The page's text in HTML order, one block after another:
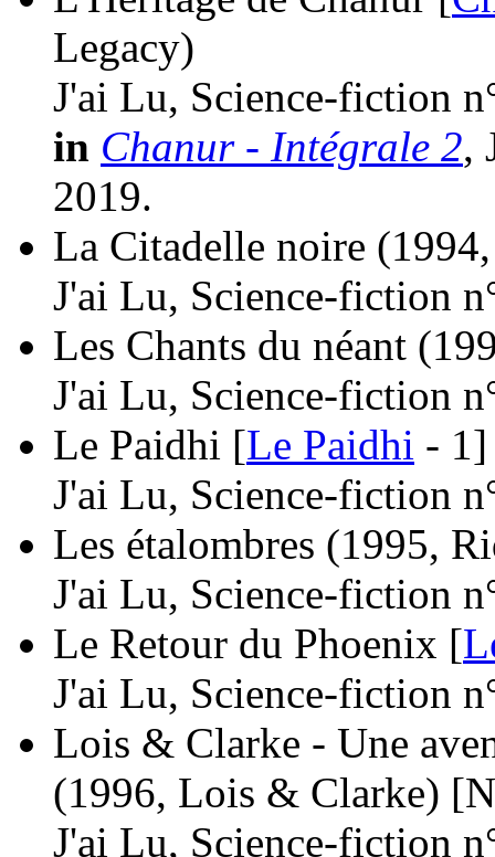
Legacy)
J'ai Lu, Science-fiction
in Chanur - Intégrale 2,
2019.
La Citadelle noire
J'ai Lu, Science-fiction
Les Chants du néant
J'ai Lu, Science-fiction
Le Paidhi [Le Paidhi - 1]
J'ai Lu, Science-fiction
Les étalombres (1995,
J'ai Lu, Science-fiction
Le Retour du Phoenix [
J'ai Lu, Science-fiction
Lois & Clarke - Une
(1996, Lois & Clarke)
J'ai Lu, Science-fiction